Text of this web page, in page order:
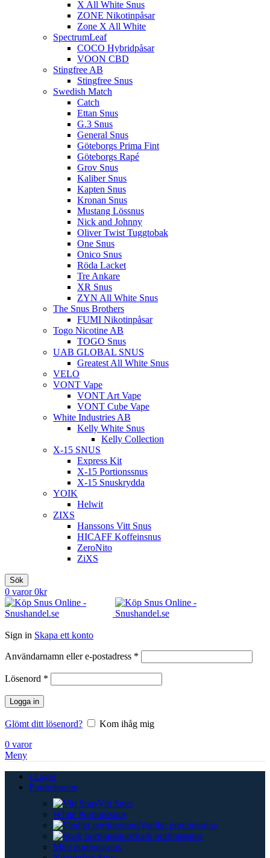
X All White Snus
ZONE Nikotinpåsar
Zone X All White
SpectrumLeaf
COCO Hybridpåsar
VOON CBD
Stingfree AB
Stingfree Snus
Swedish Match
Catch
Ettan Snus
G.3 Snus
General Snus
Göteborgs Prima Fint
Göteborgs Rapé
Grov Snus
Kaliber Snus
Kapten Snus
Kronan Snus
Mustang Lössnus
Nick and Johnny
Oliver Twist Tuggtobak
One Snus
Onico Snus
Röda Lacket
Tre Ankare
XR Snus
ZYN All White Snus
The Snus Brothers
FUMI Nikotinpåsar
Togo Nicotine AB
TOGO Snus
UAB GLOBAL SNUS
Greatest All White Snus
VELO
VONT Vape
VONT Art Vape
VONT Cube Vape
White Industries AB
Kelly White Snus
Kelly Collection
X-15 SNUS
Express Kit
X-15 Portionssnus
X-15 Snuskrydda
YOIK
Helwit
ZIXS
Hanssons Vitt Snus
HICAFF Koffeinsnus
ZeroNito
ZiXS
Sök
0 varor 0kr
Sign in Skapa ett konto
Användarnamn eller e-postadress *
Lösenord *
Logga in
Glömt ditt lösenord?
Kom ihåg mig
0 varor
Meny
i Lager
Portionssnus
Vitt Snus
White Portionssnus
Vanligt portionssnus
Stark portionssnus
Mini portionssnus